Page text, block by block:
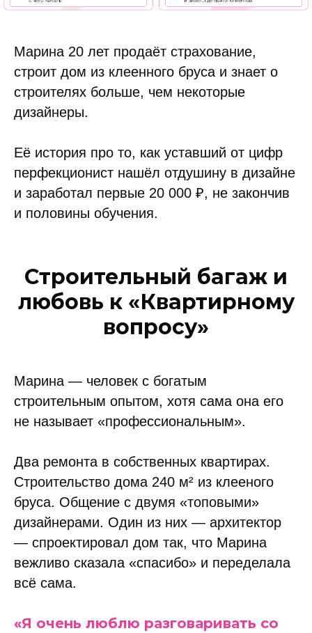
Марина 20 лет продаёт страхование,
строит дом из клеенного бруса и знает о
строителях больше, чем некоторые
дизайнеры.
Её история про то, как уставший от цифр
перфекционист нашёл отдушину в дизайне
и заработал первые 20 000 ₽, не закончив
и половины обучения.
Строительный багаж и
любовь к «Квартирному
вопросу»
Марина — человек с богатым
строительным опытом, хотя сама она его
не называет «профессиональным».
Два ремонта в собственных квартирах.
Строительство дома 240 м² из клееного
бруса. Общение с двумя «топовыми»
дизайнерами. Один из них — архитектор
— спроектировал дом так, что Марина
вежливо сказала «спасибо» и переделала
всё сама.
«Я очень люблю разговаривать со